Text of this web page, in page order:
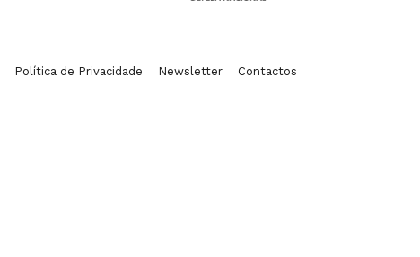
Política de Privacidade Newsletter Contactos